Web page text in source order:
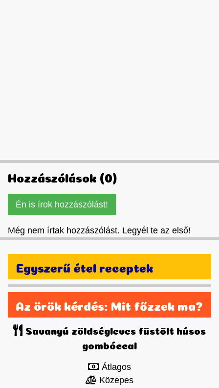
Hozzászólások (0)
Én is írok hozzászólást!
Még nem írtak hozzászólást. Legyél te az első!
Egyszerű étel receptek
Az örök kérdés: Mit főzzek ma?
Savanyú zöldségleves füstölt húsos
gombóccal
Átlagos
Közepes